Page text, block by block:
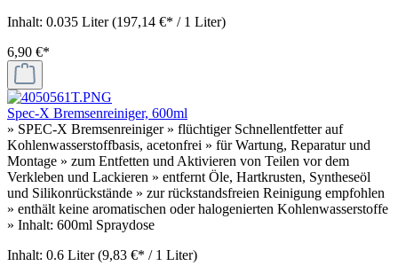
Inhalt: 0.035 Liter(197,14 €* / 1 Liter)
6,90 €*
Spec-X Bremsenreiniger, 600ml
» SPEC-X Bremsenreiniger » flüchtiger Schnellentfetter auf
Kohlenwasserstoffbasis, acetonfrei » für Wartung, Reparatur und
Montage » zum Entfetten und Aktivieren von Teilen vor dem
Verkleben und Lackieren » entfernt Öle, Hartkrusten, Syntheseöl
und Silikonrückstände » zur rückstandsfreien Reinigung empfohlen
» enthält keine aromatischen oder halogenierten Kohlenwasserstoffe
» Inhalt: 600ml Spraydose
Inhalt: 0.6 Liter(9,83 €* / 1 Liter)